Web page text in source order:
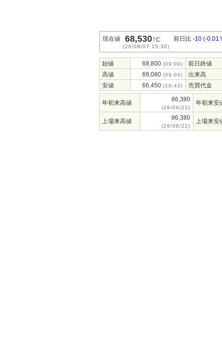
現在値 68,530↑C
(26/08/07 15:30)
前日比 -10 (-0.01
始値 68,800 (09:00)
前日終値
高値
69,080 (09:04)
出来高
安値
66,450 (10:42) 売買代金
年初来高値 86,380
(26/06/22)
年初来安
上場来高値 86,380
(26/06/22)
上場来安